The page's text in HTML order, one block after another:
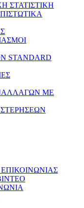
ΣΤΑΤΙΣΤΙΚΗ
STANDARD
ΜΕ